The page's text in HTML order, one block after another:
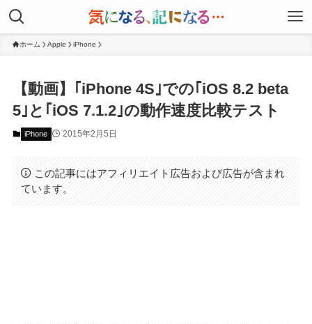
ホーム Apple iPhone
【動画】｢iPhone 4S｣での｢iOS 8.2 beta
5｣と｢iOS 7.1.2｣の動作速度比較テスト
iPhone 2015年2月5日
この記事にはアフィリエイト広告および広告が含まれ
ています。